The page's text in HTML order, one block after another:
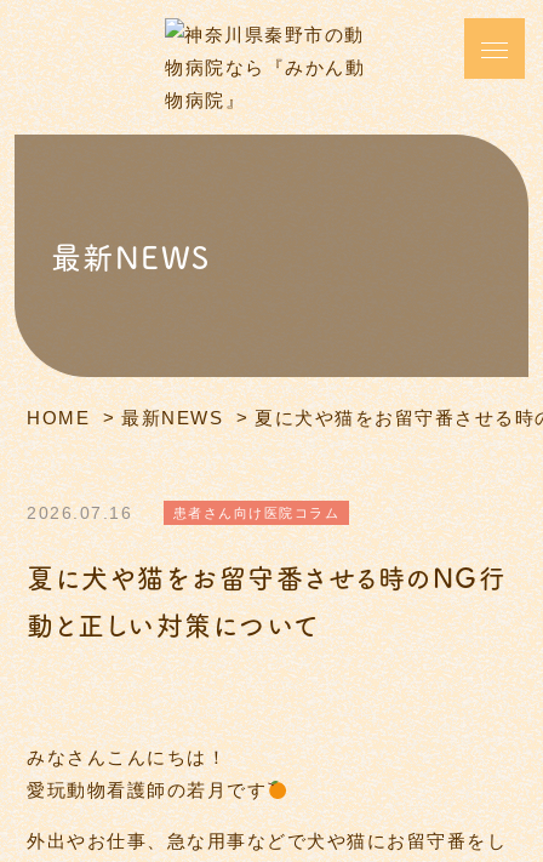
最新NEWS
HOME 最新NEWS 夏に犬や猫をお留守番させる
2026.07.16 患者さん向け医院コラム
夏に犬や猫をお留守番させる時のNG行
動と正しい対策について
みなさんこんにちは！
愛玩動物看護師の若月です
外出やお仕事、急な用事などで犬や猫にお留守番をし